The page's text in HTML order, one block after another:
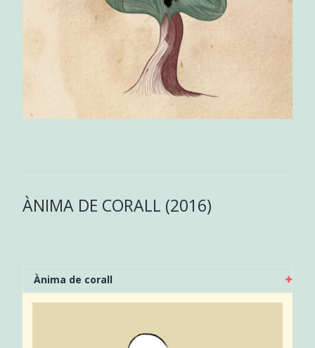
ÀNIMA DE CORALL (2016)
Ànima de corall